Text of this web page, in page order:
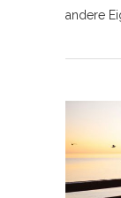
andere